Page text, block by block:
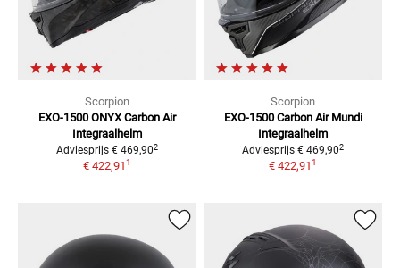
Scorpion
EXO-1500 ONYX Carbon Air
Integraalhelm
Adviesprijs € 469,902
€ 422,911
Scorpion
EXO-1500 Carbon Air Mundi
Integraalhelm
Adviesprijs € 469,902
€ 422,911